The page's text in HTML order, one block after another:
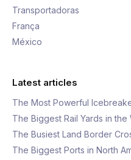
Transportadoras
França
México
Latest articles
The Most Powerful
The Biggest Rail Yards in
The Busiest Land Border
The Biggest Ports in North